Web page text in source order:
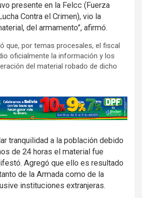
presente en la Felcc (Fuerza
Contra el Crimen), vio la
del armamento”, afirmó.
que, por temas procesales, el fiscal
oficialmente la información y los
del material robado de dicho
tranquilidad a la población debido
de 24 horas el material fue
Agregó que ello es resultado
de la Armada como de la
instituciones extranjeras.